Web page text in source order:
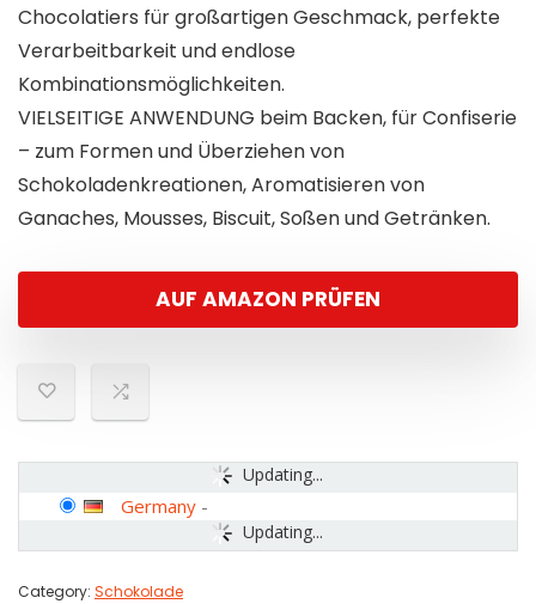
Chocolatiers für großartigen Geschmack, perfekte
Verarbeitbarkeit und endlose
Kombinationsmöglichkeiten.
VIELSEITIGE ANWENDUNG beim Backen, für Confiserie
– zum Formen und Überziehen von
Schokoladenkreationen, Aromatisieren von
Ganaches, Mousses, Biscuit, Soßen und Getränken.
AUF AMAZON PRÜFEN
Updating...
Updating...
Germany -
Category: Schokolade